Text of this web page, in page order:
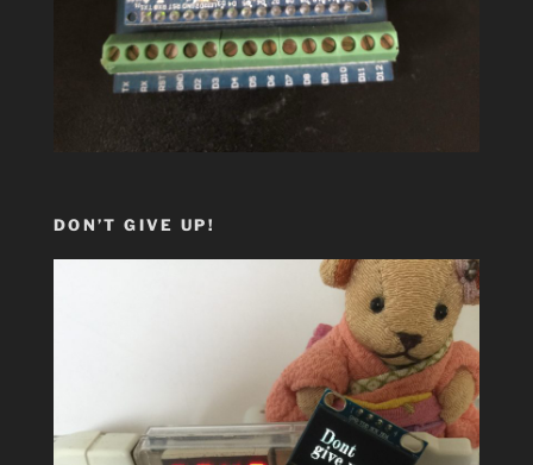
DON’T GIVE UP!